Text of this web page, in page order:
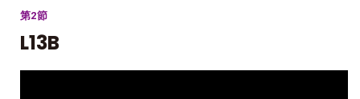
第2節
L13B